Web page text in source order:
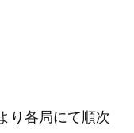
り各局にて順次